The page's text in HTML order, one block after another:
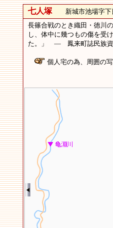
七人塚新城市池場字下
長篠合戦のとき織田・徳川
し、体中に幾つもの傷を受
た。」 ― 鳳来町誌民族資
個人宅の為、周囲の写